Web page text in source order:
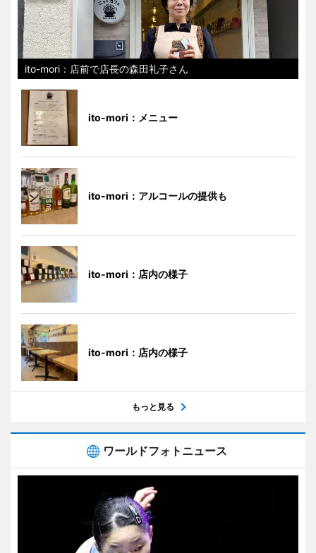
ito-mori：店前で店長の森田礼子さん
ito-mori：メニュー
ito-mori：アルコールの提供も
ito-mori：店内の様子
ito-mori：店内の様子
もっと見る
ワールドフォトニュース